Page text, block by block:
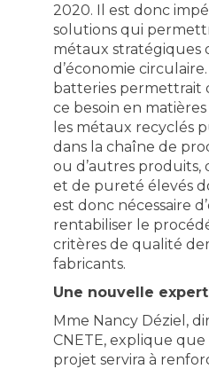
2020. Il est donc
solutions qui
métaux stratégiques
d’économie
batteries permettrait
ce besoin en
les métaux recyclés
dans la chaîne de
ou d’autres produits,
et de pureté élevés
est donc nécessaire
rentabiliser le
critères de qualité
fabricants.
Une nouvelle
Mme Nancy Déziel,
CNETE, explique que
projet servira à